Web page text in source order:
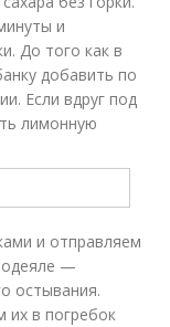
и
До того как в
добавить по
Если вдруг под
лимонную
и отправляем
одеяле —
остывания.
в погребок